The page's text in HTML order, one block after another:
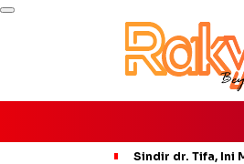
Sindir dr. Tifa, Ini